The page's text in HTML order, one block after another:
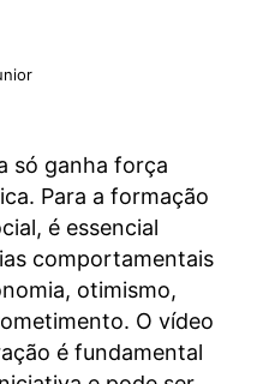
só ganha força
Para a formação
é essencial
comportamentais
otimismo,
O vídeo
é fundamental